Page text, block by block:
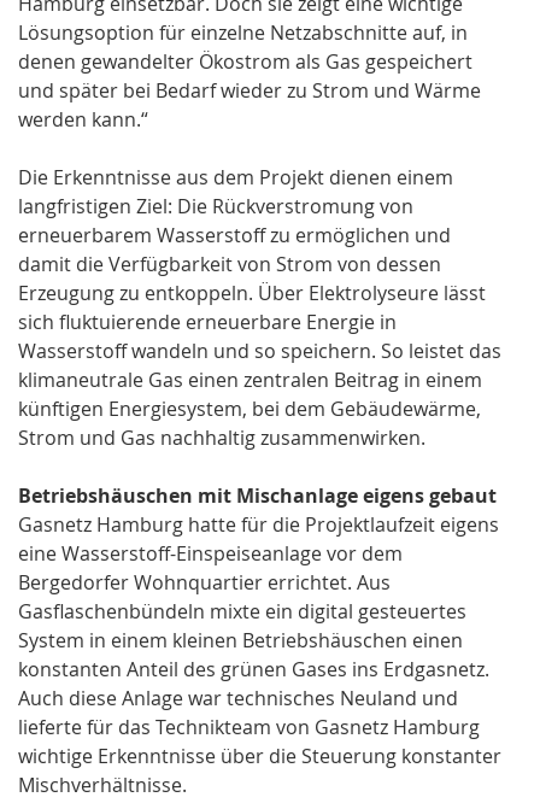
Lösungsoption für einzelne Netzabschnitte auf, in
denen gewandelter Ökostrom als Gas gespeichert
und später bei Bedarf wieder zu Strom und Wärme
werden kann.“
Die Erkenntnisse aus dem Projekt dienen einem
langfristigen Ziel: Die Rückverstromung von
erneuerbarem Wasserstoff zu ermöglichen und
damit die Verfügbarkeit von Strom von dessen
Erzeugung zu entkoppeln. Über Elektrolyseure lässt
sich fluktuierende erneuerbare Energie in
Wasserstoff wandeln und so speichern. So leistet das
klimaneutrale Gas einen zentralen Beitrag in einem
künftigen Energiesystem, bei dem Gebäudewärme,
Strom und Gas nachhaltig zusammenwirken.
Betriebshäuschen mit Mischanlage eigens gebaut
Gasnetz Hamburg hatte für die Projektlaufzeit eigens
eine Wasserstoff-Einspeiseanlage vor dem
Bergedorfer Wohnquartier errichtet. Aus
Gasflaschenbündeln mixte ein digital gesteuertes
System in einem kleinen Betriebshäuschen einen
konstanten Anteil des grünen Gases ins Erdgasnetz.
Auch diese Anlage war technisches Neuland und
lieferte für das Technikteam von Gasnetz Hamburg
wichtige Erkenntnisse über die Steuerung konstanter
Mischverhältnisse.